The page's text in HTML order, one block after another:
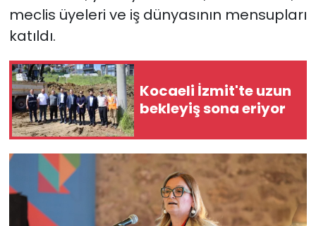
meclis üyeleri ve iş dünyasının mensupları
katıldı.
Kocaeli İzmit'te uzun
bekleyiş sona eriyor